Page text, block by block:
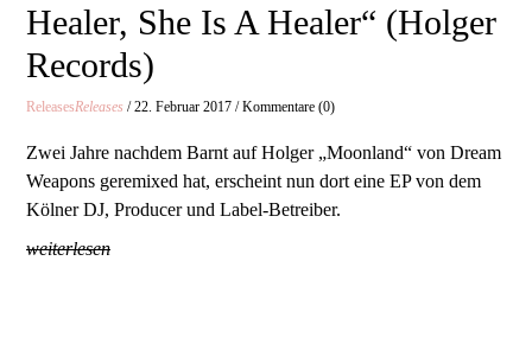
Healer, She Is A Healer“ (Holger
Records)
ReleasesReleases / 22. Februar 2017 / Kommentare (0)
Zwei Jahre nachdem Barnt auf Holger „Moonland“ von Dream
Weapons geremixed hat, erscheint nun dort eine EP von dem
Kölner DJ, Producer und Label-Betreiber.
weiterlesen